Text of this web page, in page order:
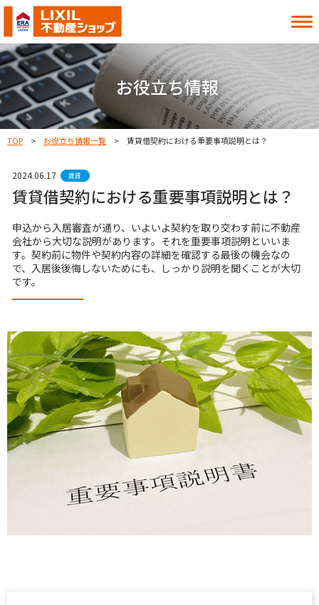
借りたい
買いたい
売りたい
よくある質問
MITOシル
事業内容
店舗案内
入居者様へ
会社情報
採用情報
お問い合わせ
お気に入り物件
お役立ち情報
TOP お役立ち情報一覧 賃貸借契約における重要事項説明とは？
2024.06.17 賃貸
賃貸借契約における重要事項説明とは？
申込から入居審査が通り、いよいよ契約を取り交わす前に不動産
会社から大切な説明があります。それを重要事項説明といいま
す。契約前に物件や契約内容の詳細を確認する最後の機会なの
で、入居後後悔しないためにも、しっかり説明を聞くことが大切
です。